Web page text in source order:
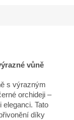
vůně
s výrazným
orchideji –
Tato
díky